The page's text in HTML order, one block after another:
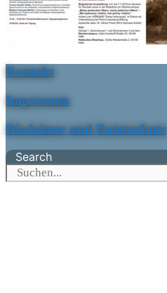
Kontakt
Impressum
Disclaimer und Datenschutz
Search